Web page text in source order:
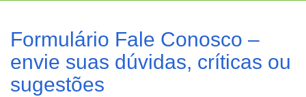
Formulário Fale Conosco –
envie suas dúvidas, críticas ou
sugestões